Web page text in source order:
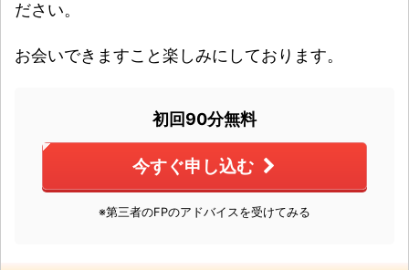
ださい。
お会いできますこと楽しみにしております。
初回90分無料
今すぐ申し込む
※第三者のFPのアドバイスを受けてみる